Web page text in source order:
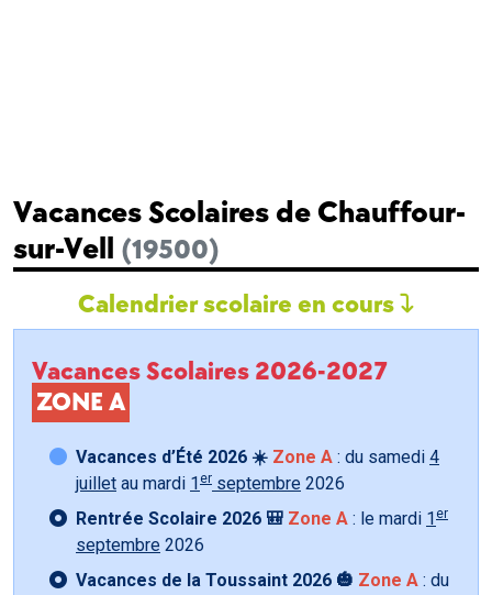
Vacances Scolaires de Chauffour-
sur-Vell (19500)
Calendrier scolaire en cours
Vacances Scolaires 2026-2027
ZONE A
Vacances d’Été 2026 ☀️ Zone A : du samedi 4
juillet au mardi 1 er septembre 2026
Rentrée Scolaire 2026 🎒 Zone A : le mardi 1 er
septembre 2026
Vacances de la Toussaint 2026 🎃 Zone A : du